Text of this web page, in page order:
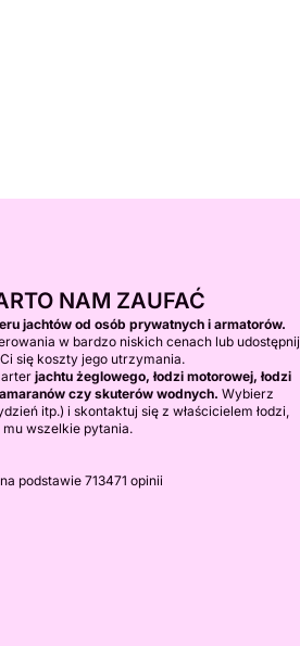
NAM ZAUFAĆ
jachtów od osób prywatnych i armatorów.
w bardzo niskich cenach lub udostępnij
się koszty jego utrzymania.
jachtu żeglowego, łodzi motorowej, łodzi
czy skuterów wodnych. Wybierz
itp.) i skontaktuj się z właścicielem łodzi,
wszelkie pytania.
podstawie 713471 opinii